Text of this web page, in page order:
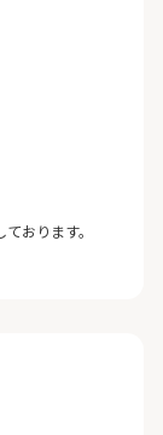
おります。